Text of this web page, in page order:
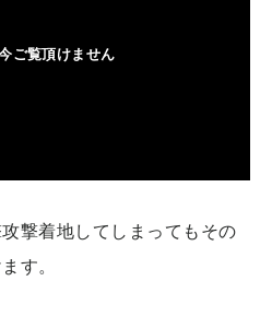
撃着地してしまってもその
す。